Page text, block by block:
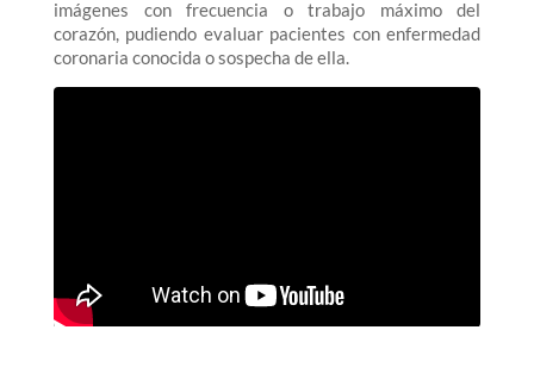
imágenes con frecuencia o trabajo máximo del
corazón, pudiendo evaluar pacientes con enfermedad
coronaria conocida o sospecha de ella.